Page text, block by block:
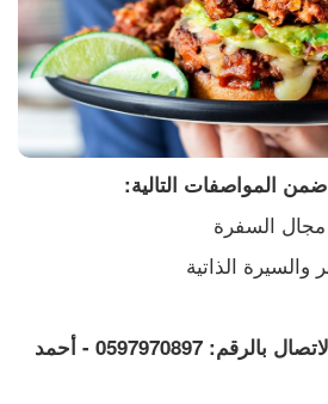
المواصفات التالية:
السفرة
الذاتية
0597970897 - أحمد